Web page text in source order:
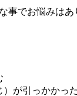
が引っかかっ